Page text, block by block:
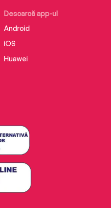
Descarcă app-ul
Android
iOS
Huawei